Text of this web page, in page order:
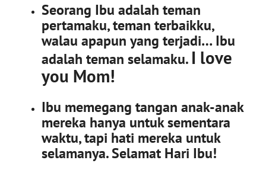
Seorang Ibu adalah teman
pertamaku, teman terbaikku,
walau apapun yang terjadi… Ibu
adalah teman selamaku. I love
you Mom!
Ibu memegang tangan anak-anak
mereka hanya untuk sementara
waktu, tapi hati mereka untuk
selamanya. Selamat Hari Ibu!